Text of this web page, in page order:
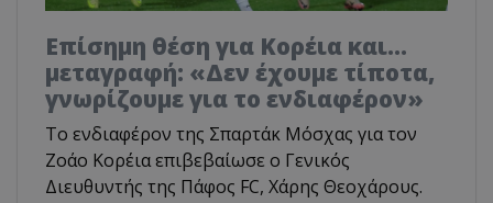
Επίσημη θέση για Κορέια και...
μεταγραφή: «Δεν έχουμε τίποτα,
γνωρίζουμε για το ενδιαφέρον»
Το ενδιαφέρον της Σπαρτάκ Μόσχας για τον
Ζοάο Κορέια επιβεβαίωσε ο Γενικός
Διευθυντής της Πάφος FC, Χάρης Θεοχάρους.